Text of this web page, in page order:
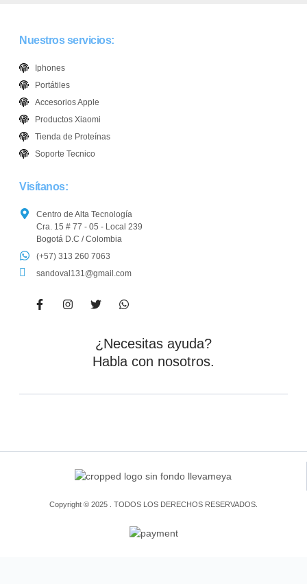
Nuestros servicios:
Iphones
Portátiles
Accesorios Apple
Productos Xiaomi
Tienda de Proteínas
Soporte Tecnico
Visítanos:
Centro de Alta Tecnología
Cra. 15 # 77 - 05 - Local 239
Bogotá D.C / Colombia
(+57) 313 260 7063
sandoval131@gmail.com
¿Necesitas ayuda?
Habla con nosotros.
Copyright © 2025 . TODOS LOS DERECHOS RESERVADOS.